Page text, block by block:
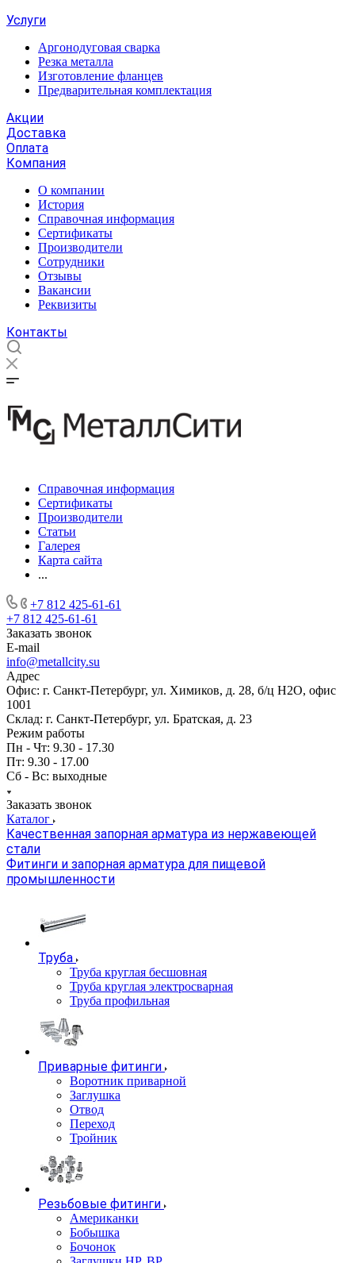
Услуги
Аргонодуговая сварка
Резка металла
Изготовление фланцев
Предварительная комплектация
Акции
Доставка
Оплата
Компания
О компании
История
Справочная информация
Сертификаты
Производители
Сотрудники
Отзывы
Вакансии
Реквизиты
Контакты
Справочная информация
Сертификаты
Производители
Статьи
Галерея
Карта сайта
...
+7 812 425-61-61
+7 812 425-61-61
Заказать звонок
E-mail
info@metallcity.su
Адрес
Офис: г. Санкт-Петербург, ул. Химиков, д. 28, б/ц Н2О, офис
1001
Склад: г. Санкт-Петербург, ул. Братская, д. 23
Режим работы
Пн - Чт: 9.30 - 17.30
Пт: 9.30 - 17.00
Сб - Вс: выходные
Заказать звонок
Каталог
Качественная запорная арматура из нержавеющей
стали
Фитинги и запорная арматура для пищевой
промышленности
Труба
Труба круглая бесшовная
Труба круглая электросварная
Труба профильная
Приварные фитинги
Воротник приварной
Заглушка
Отвод
Переход
Тройник
Резьбовые фитинги
Американки
Бобышка
Бочонок